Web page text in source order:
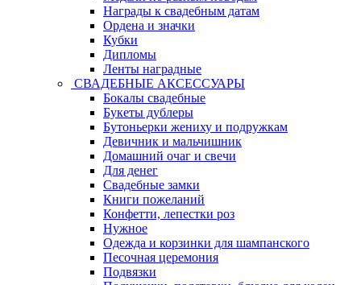
Награды к свадебным датам
Ордена и значки
Кубки
Дипломы
Ленты наградные
СВАДЕБНЫЕ АКСЕССУАРЫ
Бокалы свадебные
Букеты дублеры
Бутоньерки жениху и подружкам
Девичник и мальчишник
Домашний очаг и свечи
Для денег
Свадебные замки
Книги пожеланий
Конфетти, лепестки роз
Нужное
Одежда и корзинки для шампанского
Песочная церемония
Подвязки